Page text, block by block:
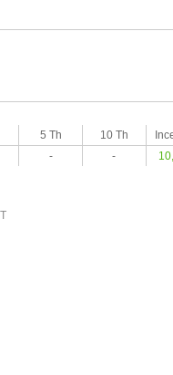
5 Th 10 Th
- -